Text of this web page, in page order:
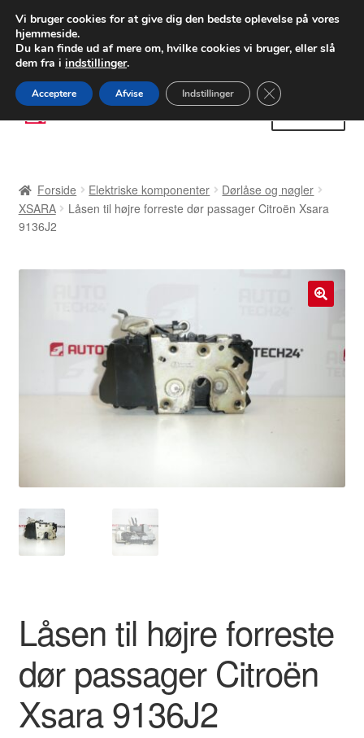
LEVERING fra 55 kr.
FEDEX verdensomspændende forsendelse
80 82 72 02
Spring
til
Spring
til
Betalinger
Klageprocedure
Min Konto
Om os
Vilkår og betingelser
Forside Elektriske komponenter
Dørlåse og nøgler
XSARA
Låsen til højre forreste dør passager Citroën Xsara
9136J2
Låsen til højre forreste
dør passager Citroën
Xsara 9136J2
Vi bruger cookies for at give dig den bedste oplevelse på vores
hjemmeside.
Du kan finde ud af mere om, hvilke cookies vi bruger, eller slå
dem fra i indstillinger.
Acceptere Afvise Indstillinger Close GDPR